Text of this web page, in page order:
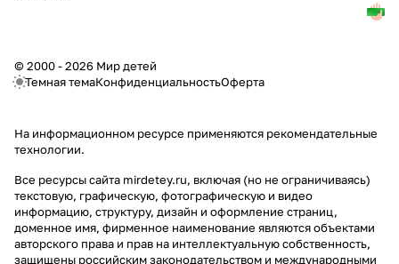
© 2000 - 2026 Мир детей
Темная темаКонфиденциальностьОферта
На информационном ресурсе применяются рекомендательные
технологии.
Все ресурсы сайта mirdetey.ru, включая (но не ограничиваясь)
текстовую, графическую, фотографическую и видео
информацию, структуру, дизайн и оформление страниц,
доменное имя, фирменное наименование являются объектами
авторского права и прав на интеллектуальную собственность,
защищены российским законодательством и международными